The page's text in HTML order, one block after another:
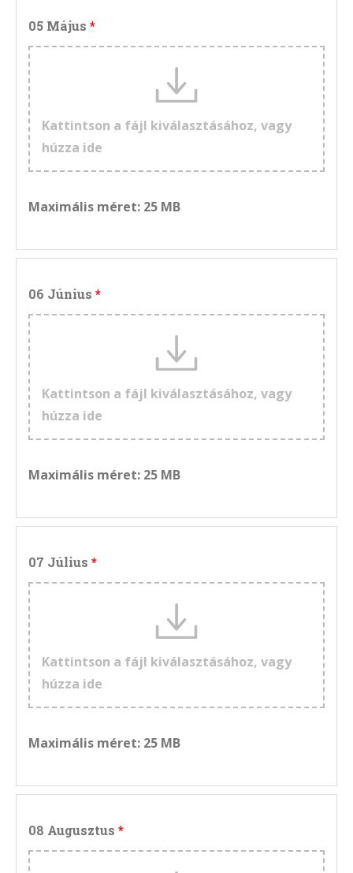
05 Május
Kattintson a fájl kiválasztásához, vagy
húzza ide
Maximális méret: 25 MB
06 Június
Kattintson a fájl kiválasztásához, vagy
húzza ide
Maximális méret: 25 MB
07 Július
Kattintson a fájl kiválasztásához, vagy
húzza ide
Maximális méret: 25 MB
08 Augusztus